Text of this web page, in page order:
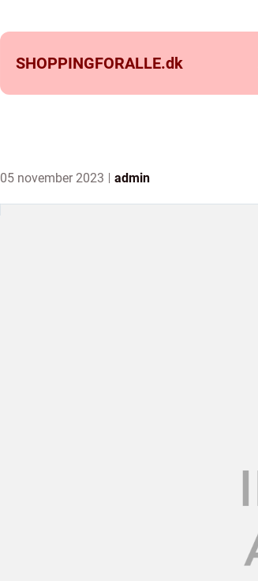
SHOPPINGFORALLE.dk
05 november 2023 admin